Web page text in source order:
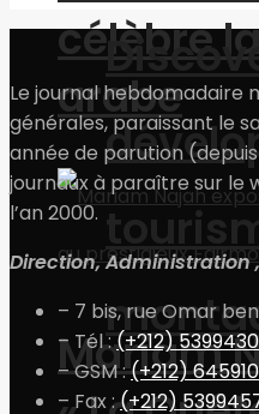
célèbre
arabe
Mariam
Le journal hebdomadaire
générales, paraissant le
année de parution
journaux à paraître sur le
l’an 2000.
Direction, Administration
– 7 bis, rue Omar
– Tél :(+212)
– GSM :(+212)
– Fax :(+212)